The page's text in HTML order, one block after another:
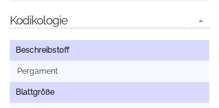
Kodikologie
Beschreibstoff
Pergament
Blattgröße